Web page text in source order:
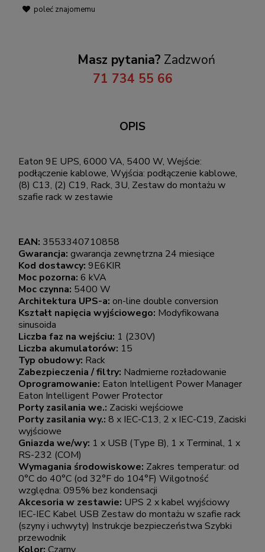
poleć znajomemu
Masz pytania? Zadzwoń
71 734 55 66
OPIS
Eaton 9E UPS, 6000 VA, 5400 W, Wejście:
podłączenie kablowe, Wyjścia: podłączenie kablowe,
(8) C13, (2) C19, Rack, 3U, Zestaw do montażu w
szafie rack w zestawie
EAN: 3553340710858
Gwarancja: gwarancja zewnętrzna 24 miesiące
Kod dostawcy: 9E6KIR
Moc pozorna: 6 kVA
Moc czynna: 5400 W
Architektura UPS-a: on-line double conversion
Kształt napięcia wyjściowego: Modyfikowana
sinusoida
Liczba faz na wejściu: 1 (230V)
Liczba akumulatorów: 15
Typ obudowy: Rack
Zabezpieczenia / filtry: Nadmierne rozładowanie
Oprogramowanie: Eaton Intelligent Power Manager
Eaton Intelligent Power Protector
Porty zasilania we.: Zaciski wejściowe
Porty zasilania wy.: 8 x IEC-C13, 2 x IEC-C19, Zaciski
wyjściowe
Gniazda we/wy: 1 x USB (Type B), 1 x Terminal, 1 x
RS-232 (COM)
Wymagania środowiskowe: Zakres temperatur: od
0°C do 40°C (od 32°F do 104°F) Wilgotność
względna: 095% bez kondensacji
Akcesoria w zestawie: UPS 2 x kabel wyjściowy
IEC-IEC Kabel USB Zestaw do montażu w szafie rack
(szyny i uchwyty) Instrukcje bezpieczeństwa Szybki
przewodnik